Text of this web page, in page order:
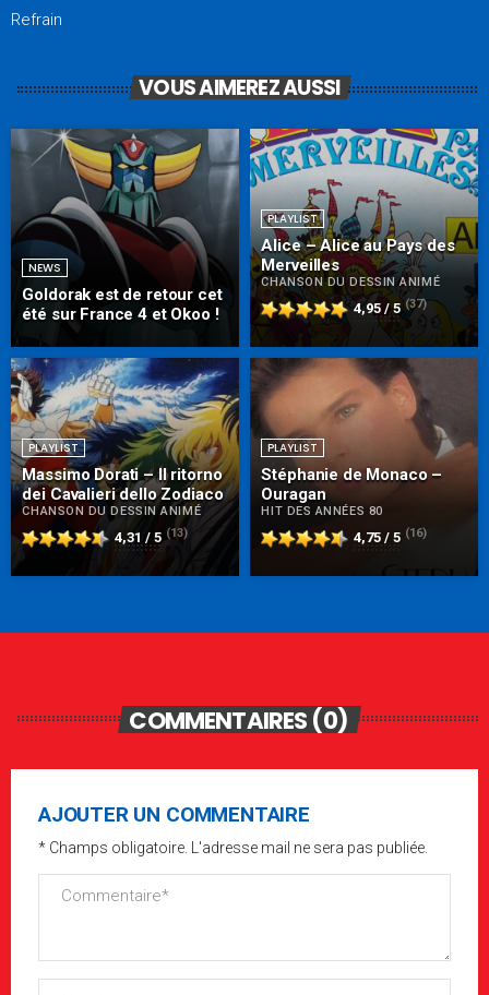
Refrain
VOUS AIMEREZ AUSSI
NEWS
Goldorak est de retour cet
été sur France 4 et Okoo !
PLAYLIST
Alice – Alice au Pays des
Merveilles
CHANSON DU DESSIN ANIMÉ
4,95 / 5 (37)
PLAYLIST
Massimo Dorati – Il ritorno
dei Cavalieri dello Zodiaco
CHANSON DU DESSIN ANIMÉ
4,31 / 5 (13)
PLAYLIST
Stéphanie de Monaco –
Ouragan
HIT DES ANNÉES 80
4,75 / 5 (16)
COMMENTAIRES (0)
AJOUTER UN COMMENTAIRE
* Champs obligatoire. L'adresse mail ne sera pas publiée.